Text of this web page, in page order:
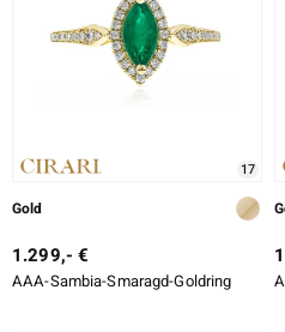
DE MELO
17
Gold
1.299,- €
AAA-Sambia-Smaragd-Goldring